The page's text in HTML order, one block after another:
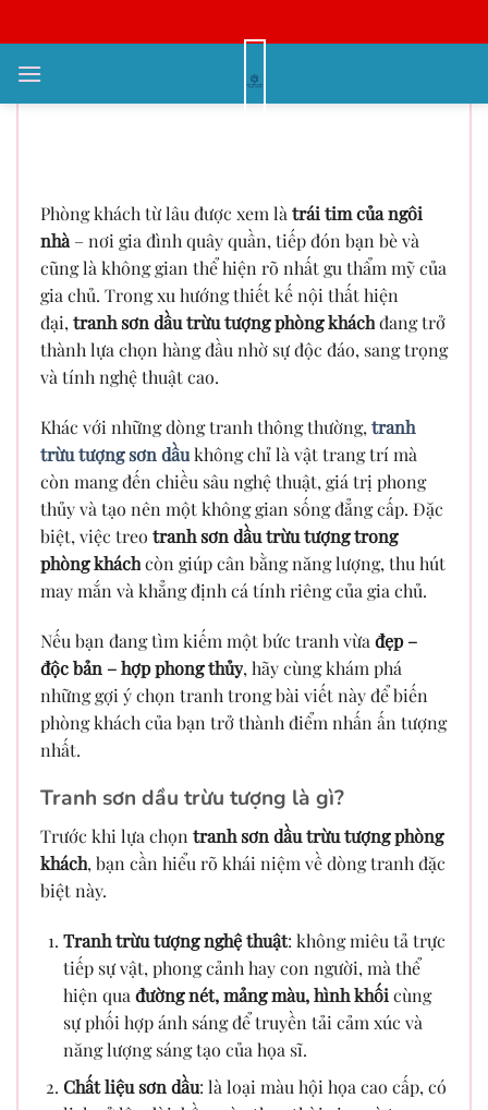
qua
nội
Tranh Sơn Dầu Trừu Tượng Phòng
Phòng khách từ lâu được xem là trái tim của ngôi
nhà – nơi gia đình quây quần, tiếp đón bạn bè và
cũng là không gian thể hiện rõ nhất gu thẩm mỹ của
gia chủ. Trong xu hướng thiết kế nội thất hiện
đại, tranh sơn dầu trừu tượng phòng kháchđang trở
thành lựa chọn hàng đầu nhờ sự độc đáo, sang trọng
và tính nghệ thuật cao.
Khác với những dòng tranh thông thường, tranh
trừu tượng sơn dầukhông chỉ là vật trang trí mà
còn mang đến chiều sâu nghệ thuật, giá trị phong
thủy và tạo nên một không gian sống đẳng cấp. Đặc
biệt, việc treo tranh sơn dầu trừu tượng trong
phòng kháchcòn giúp cân bằng năng lượng, thu hút
may mắn và khẳng định cá tính riêng của gia chủ.
Nếu bạn đang tìm kiếm một bức tranh vừa đẹp –
độc bản – hợp phong thủy, hãy cùng khám phá
những gợi ý chọn tranh trong bài viết này để biến
phòng khách của bạn trở thành điểm nhấn ấn tượng
nhất.
Tranh sơn dầu trừu tượng là gì?
Trước khi lựa chọn tranh sơn dầu trừu tượng phòng
khách, bạn cần hiểu rõ khái niệm về dòng tranh đặc
biệt này.
Tranh trừu tượng nghệ thuật: không miêu tả trực
tiếp sự vật, phong cảnh hay con người, mà thể
hiện qua đường nét, mảng màu, hình khối cùng
sự phối hợp ánh sáng để truyền tải cảm xúc và
năng lượng sáng tạo của họa sĩ.
Chất liệu sơn dầu: là loại màu hội họa cao cấp, có